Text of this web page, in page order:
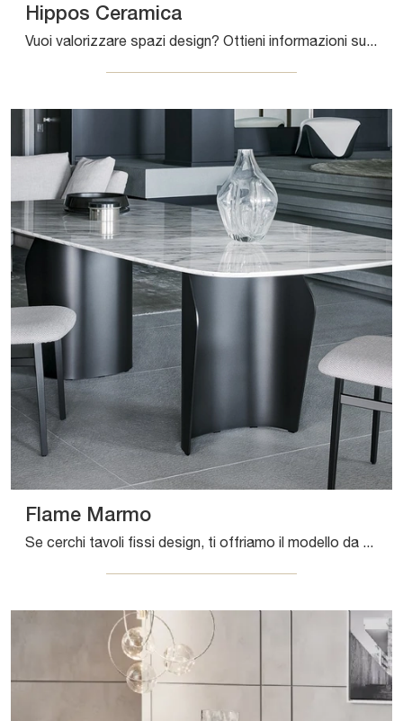
Hippos Ceramica
Vuoi valorizzare spazi design? Ottieni informazioni sui tavoli design fissi: il modello da pranzo Hippos Ceramica ti aspetta.
Flame Marmo
Se cerchi tavoli fissi design, ti offriamo il modello da pranzo in marmo Flame Marmo della firma Bonaldo.